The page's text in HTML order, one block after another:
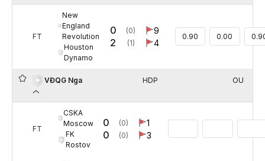
FT
New
England
Revolution
Houston
Dynamo
0
2
(0)
(1)
9
4
0.90 0.00
VĐQG Nga HDP OU
FT
CSKA
Moscow
FK
Rostov
0
0
(0)
(0)
1
3